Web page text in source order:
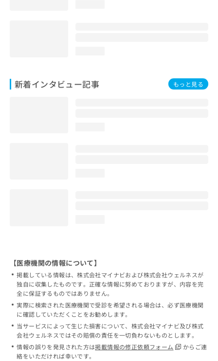
新着インタビュー記事 もっと見る
【医療機関の情報について】
掲載している情報は、株式会社マイナビおよび株式会社ウェルネスが
独自に収集したものです。正確な情報に努めておりますが、内容を完
全に保証するものではありません。
実際に検索された医療機関で受診を希望される場合は、必ず医療機関
に確認していただくことをお勧めします。
当サービスによって生じた損害について、株式会社マイナビ及び株式
会社ウェルネスではその賠償の責任を一切負わないものとします。
情報の誤りを発見された方は掲載情報の修正依頼フォーム
からご連
絡をいただければ幸いです。